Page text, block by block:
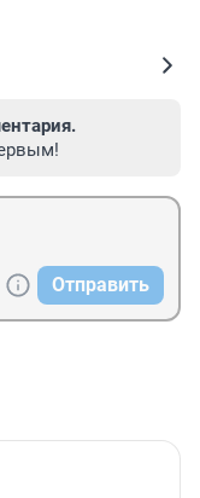
Отправить